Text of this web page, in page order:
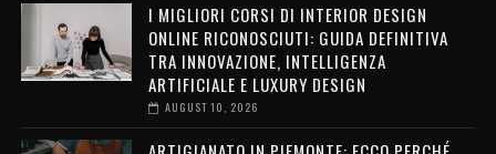
I MIGLIORI CORSI DI INTERIOR DESIGN
ONLINE RICONOSCIUTI: GUIDA DEFINITIVA
TRA INNOVAZIONE, INTELLIGENZA
ARTIFICIALE E LUXURY DESIGN
AUGUST 10, 2026